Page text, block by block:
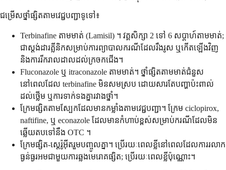
ជម្រើសថ្នាំផ្សិតតាមវេជ្ជបញ្ជាទូទៅ៖
Terbinafine តាមមាត់ (Lamisil) ។ វគ្គសិក្សា 2 ទៅ 6 សប្តាហ៍តាមមាត់;
ជាស្តង់ដារគ្លីនិកសម្រាប់ការព្យាបាលករណីដែលរឹងរូស ឬកើតឡើងវិញ
និងការរីករាលដាលដល់ក្រចកជើង។
Fluconazole ឬ itraconazole តាមមាត់។ ថ្នាំផ្សិតតាមមាត់ជំនួស
នៅពេលដែល terbinafine មិនសមស្រប ដោយសារតែបញ្ហាប៉ះពាល់
ដល់ថ្លើម ឬការទាក់ទងគ្នារវាងថ្នាំ។
ក្រែមផ្សិតតាមស្បែកដែលមានកម្លាំងតាមវេជ្ជបញ្ជា។ ក្រែម ciclopirox,
naftifine, ឬ econazole ដែលមានកំហាប់ខ្ពស់សម្រាប់ករណីដែលមិន
ឆ្លើយតបទៅនឹង OTC ។
ក្រែមផ្សិត-ស្តេរ៉ូអ៊ីតរួមបញ្ចូលគ្នា។ ប្រើរយៈពេលខ្លីនៅពេលដែលការរលាក
ធ្ងន់ធ្ងរអមជាមួយការឆ្លងមេរោគផ្សិត; ប្រើរយៈពេលខ្លីប៉ុណ្ណោះ។